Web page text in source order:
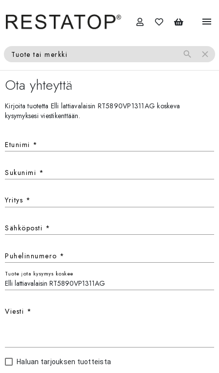
menu
Tuote tai merkki search close
Ota yhteyttä
Kirjoita tuotetta Elli lattiavalaisin RT5890VP1311AG koskeva
kysymyksesi viestikenttään.
Etunimi *
Sukunimi *
Yritys *
Sähköposti *
Puhelinnumero *
Tuote jota kysymys koskee
Viesti *
Haluan tarjouksen tuotteista